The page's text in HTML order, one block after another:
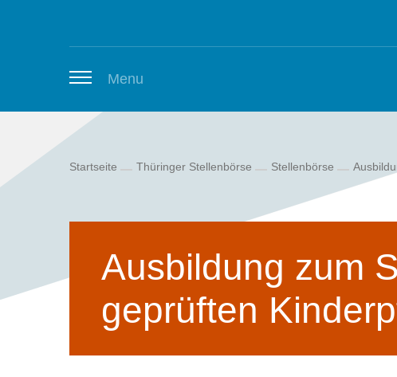
Menu
Thüringer Stellenbörse
Newsletter
Startseite Thüringer Stellenbörse Stellenbörse
Ausbildung zum
geprüften